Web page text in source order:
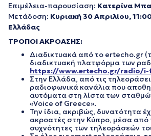
Επιμέλεια-παρουσίαση: Κατερίνα
Μετάδοση: Κυριακή 30 Απριλίου,
Ελλάδας
ΤΡΟΠΟΙ ΑΚΡΟΑΣΗΣ:
Διαδικτυακά από το ertecho.gr
διαδικτυακή πλατφόρμα των
https://www.ertecho.gr/radio/
Στην Ελλάδα, από τις
ραδιοφωνικά κανάλια που
αυτόματα στη λίστα των
«Voice of Greece».
Την ίδια, ακριβώς, δυνατότητα
ακροατές στην Κύπρο, μέσα από
συχνότητες των τηλεοράσεών